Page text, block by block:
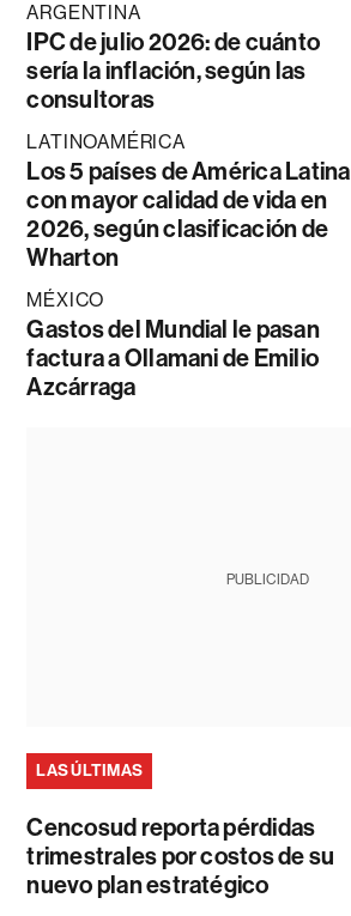
ARGENTINA
IPC de julio 2026: de cuánto
sería la inflación, según las
consultoras
LATINOAMÉRICA
Los 5 países de América Latina
con mayor calidad de vida en
2026, según clasificación de
Wharton
MÉXICO
Gastos del Mundial le pasan
factura a Ollamani de Emilio
Azcárraga
PUBLICIDAD
LAS ÚLTIMAS
Cencosud reporta pérdidas
trimestrales por costos de su
nuevo plan estratégico